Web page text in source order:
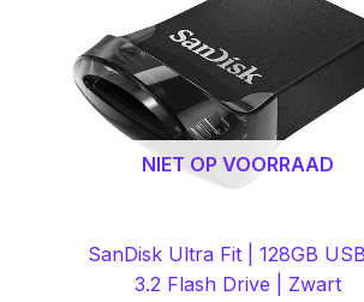
NIET OP VOORRAAD
SanDisk Ultra Fit | 128GB
3.2 Flash Drive | Zwart